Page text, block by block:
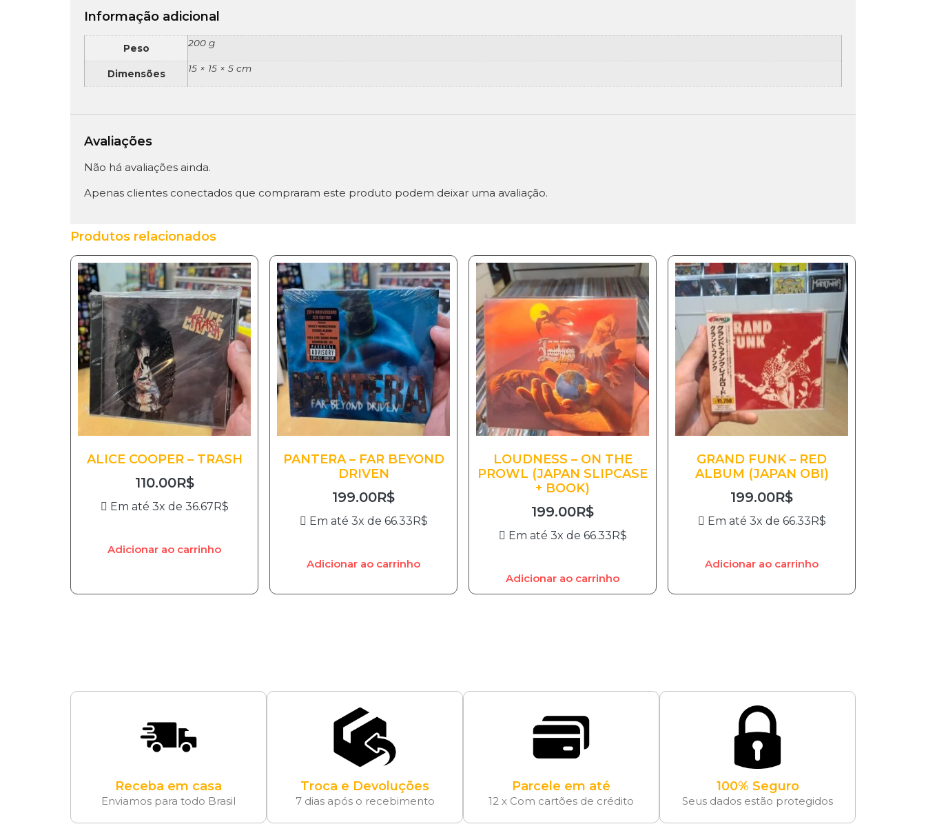
Informação adicional
Peso 200 g
Dimensões 15 × 15 × 5 cm
Avaliações
Não há avaliações ainda.
Apenas clientes conectados que compraram este produto podem deixar uma avaliação.
Produtos relacionados
ALICE COOPER – TRASH
110.00R$
Em até 3x de 36.67 R$
Adicionar ao carrinho
PANTERA – FAR BEYOND
DRIVEN
199.00R$
Em até 3x de 66.33 R$
Adicionar ao carrinho
LOUDNESS – ON THE
PROWL (JAPAN SLIPCASE
+ BOOK)
199.00R$
Em até 3x de 66.33 R$
Adicionar ao carrinho
GRAND FUNK – RED
ALBUM (JAPAN OBI)
199.00R$
Em até 3x de 66.33 R$
Adicionar ao carrinho
Receba em casa
Enviamos para todo Brasil
Troca e Devoluções
7 dias após o recebimento
Parcele em até
12 x Com cartões de crédito
100% Seguro
Seus dados estão protegidos